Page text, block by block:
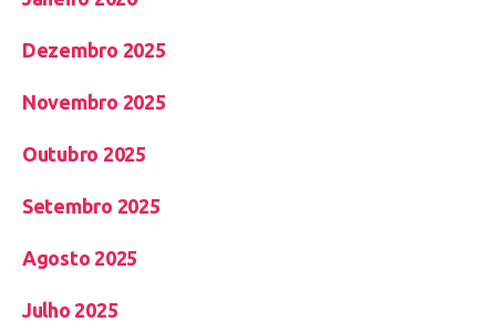
Dezembro 2025
Novembro 2025
Outubro 2025
Setembro 2025
Agosto 2025
Julho 2025